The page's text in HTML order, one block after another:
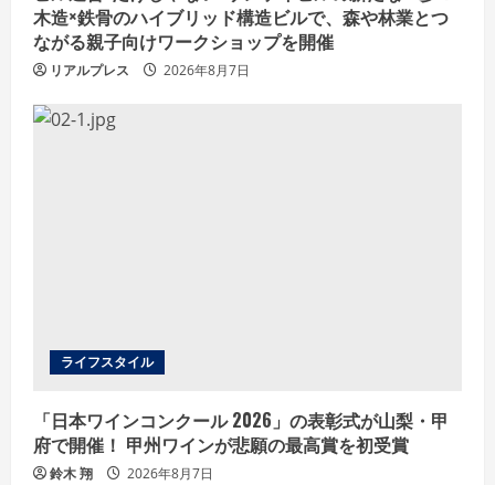
木造×鉄骨のハイブリッド構造ビルで、森や林業とつ
ながる親子向けワークショップを開催
リアルプレス 2026年8月7日
ライフスタイル
「日本ワインコンクール 2026」の表彰式が山梨・甲
府で開催！ 甲州ワインが悲願の最高賞を初受賞
鈴木 翔 2026年8月7日